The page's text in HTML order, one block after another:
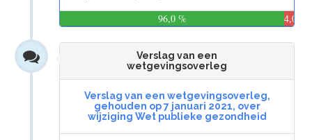
96,0 %
4,0
Verslag van een
wetgevingsoverleg
Verslag van een wetgevingsoverleg,
gehouden op 7 januari 2021, over
wijziging Wet publieke gezondheid